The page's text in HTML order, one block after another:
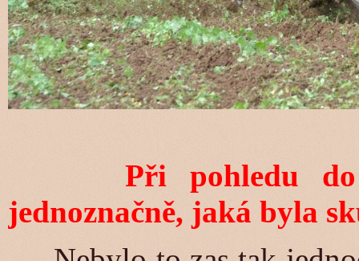
Při pohledu
jednoznačně, jaká byla